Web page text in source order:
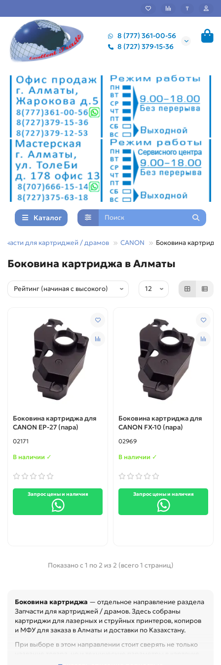
₸
8 (777) 361-00-56
8 (727) 379-15-36
Каталог
для картриджей / драмов CANON Боковина
Боковина картриджа в Алматы
Боковина картриджа для
CANON ЕР-27 (пара)
02171
В наличии ✓
Запрос цены и наличия
Боковина картриджа для
CANON FX-10 (пара)
02969
В наличии ✓
Запрос цены и наличия
Показано с 1 по 2 из 2 (всего 1 страниц)
Боковина картриджа — отдельное направление раздела
Запчасти для картриджей / драмов. Здесь собраны
картриджи для лазерных и струйных принтеров, копиров
и МФУ для заказа в Алматы и доставки по Казахстану.
При выборе в этом направлении стоит сверять не только